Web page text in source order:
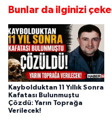
Bunlar da ilginizi
Kaybolduktan 11 Yıllık Sonra
Kafatası Bulunmuştu
Çözdü: Yarın Toprağa
Verilecek!